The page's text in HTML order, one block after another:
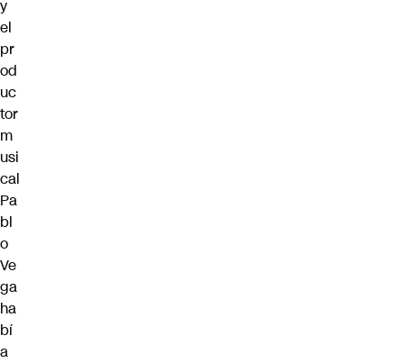
y
el
pr
od
uc
tor
m
usi
cal
Pa
bl
o
Ve
ga
ha
bí
a